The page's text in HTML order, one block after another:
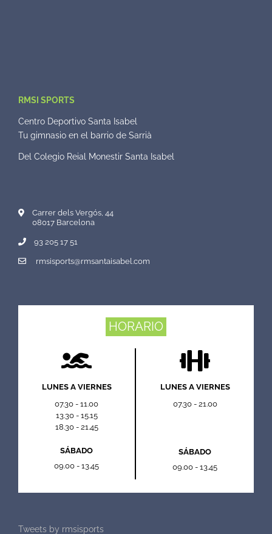
RMSI SPORTS
Centro Deportivo Santa Isabel
Tu gimnasio en el barrio de Sarrià
Del Colegio Reial Monestir Santa Isabel
Carrer dels Vergós, 44
08017 Barcelona
93 205 17 51
rmsisports@rmsantaisabel.com
HORARIO
LUNES A VIERNES
07.30 - 11.00
13.30 - 15.15
18.30 - 21.45
SÁBADO
09.00 - 13.45
LUNES A VIERNES
07.30 - 21.00
SÁBADO
09.00 - 13.45
Tweets by rmsisports